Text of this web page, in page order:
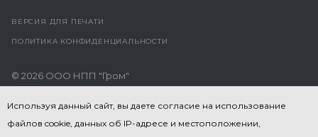
ВЕРСИЯ ДЛЯ ПЕЧАТИ
ПОЛИТИКА КОНФИДЕНЦИАЛЬНОСТИ
© 2026 ООО НПП "Гром"
Используя данный сайт, вы даете согласие на использование
файлов cookie, данных об IP-адресе и местоположении,